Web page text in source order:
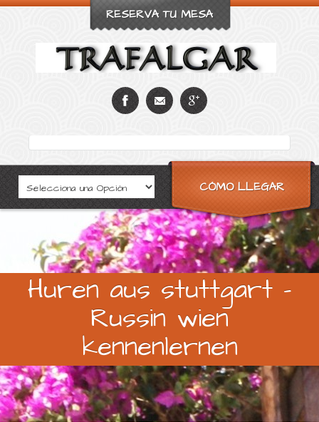
RESERVA TU MESA
CÓMO LLEGAR
Huren aus stuttgart -
Russin wien
kennenlernen